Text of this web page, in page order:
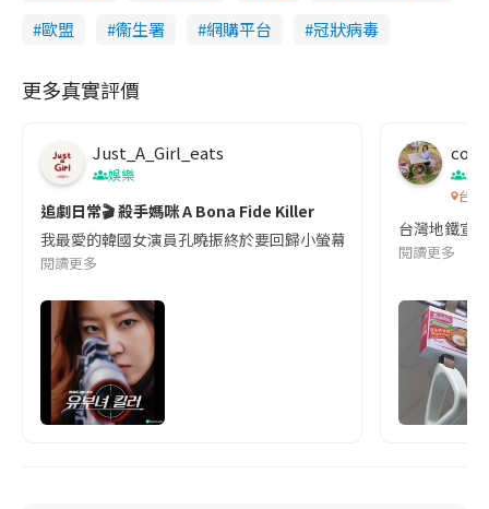
歐盟
衞生署 網購平台 冠狀病毒
更多真實評價
Just_A_Girl_eats
娛樂
追劇日常🎬 殺手媽咪 A Bona Fide Killer
我最愛的韓國女演員孔曉振終於要回歸小螢幕啦!這次的劇本改編
閱讀更多
co
吹
台灣
台灣地鐵宣
閱讀更多